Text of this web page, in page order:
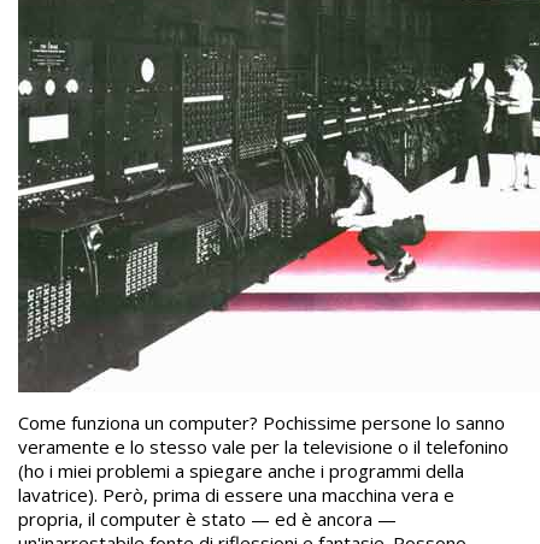
Come funziona un computer? Pochissime persone lo sanno
veramente e lo stesso vale per la televisione o il telefonino
(ho i miei problemi a spiegare anche i programmi della
lavatrice). Però, prima di essere una macchina vera e
propria, il computer è stato — ed è ancora —